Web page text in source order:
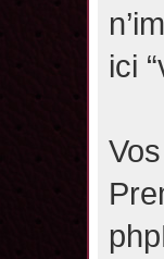
ici